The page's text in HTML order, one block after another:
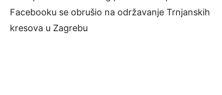
Facebooku se obrušio na održavanje Trnjanskih
kresova u Zagrebu